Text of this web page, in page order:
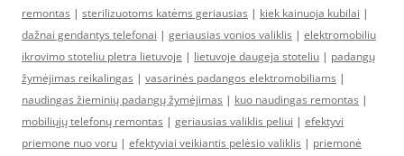
remontas | sterilizuotoms katėms geriausias | kiek kainuoja kubilai |
dažnai gendantys telefonai | geriausias vonios valiklis | elektromobiliu
ikrovimo stoteliu pletra lietuvoje | lietuvoje daugeja stoteliu | padangų
žymėjimas reikalingas | vasarinės padangos elektromobiliams |
naudingas žieminių padangų žymėjimas | kuo naudingas remontas |
mobiliųjų telefonų remontas | geriausias valiklis peliui | efektyvi
priemone nuo voru | efektyviai veikiantis pelėsio valiklis | priemonė